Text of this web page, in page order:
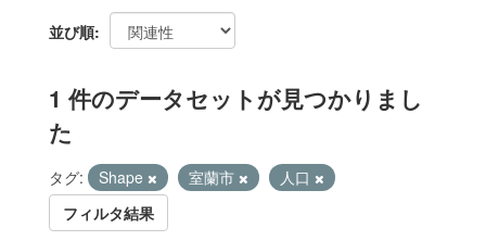
並び順
1 件のデータセットが見つかりまし
た
タグ: Shape 室蘭市
人口
フィルタ結果